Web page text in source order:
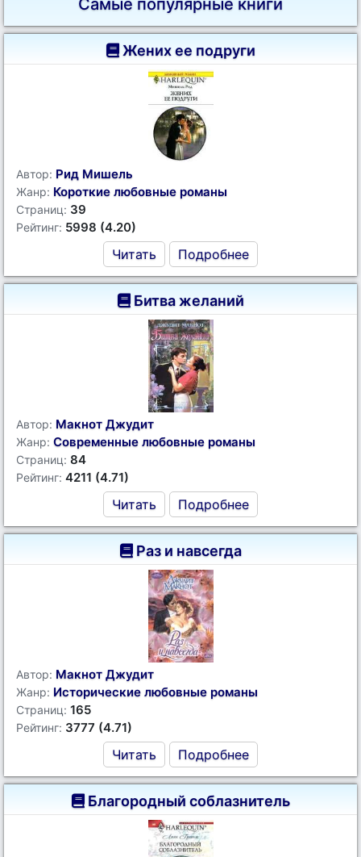
Самые популярные книги
Жених ее подруги
Автор: Рид Мишель
Жанр: Короткие любовные романы
Страниц: 39
Рейтинг: 5998 (4.20)
Читать Подробнее
Битва желаний
Автор: Макнот Джудит
Жанр: Современные любовные романы
Страниц: 84
Рейтинг: 4211 (4.71)
Читать Подробнее
Раз и навсегда
Автор: Макнот Джудит
Жанр: Исторические любовные романы
Страниц: 165
Рейтинг: 3777 (4.71)
Читать Подробнее
Благородный соблазнитель